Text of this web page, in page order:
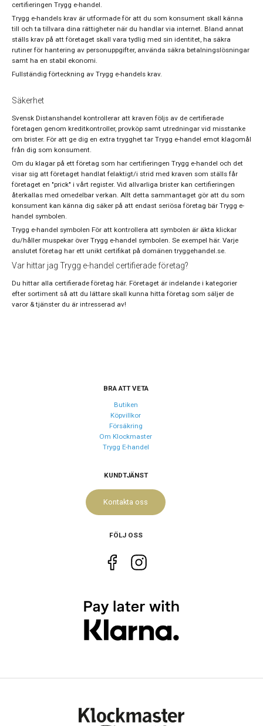
certifieringen Trygg e-handel.
Trygg e-handels krav är utformade för att du som konsument skall känna
till och ta tillvara dina rättigheter när du handlar via internet. Bland annat
ställs krav på att företaget skall vara tydlig med sin identitet, ha säkra
rutiner för hantering av personuppgifter, använda säkra betalningslösningar
samt ha en stabil ekonomi.
Fullständig förteckning av Trygg e-handels krav.
Säkerhet
Svensk Distanshandel kontrollerar att kraven följs av de certifierade
företagen genom kreditkontroller, provköp samt utredningar vid misstanke
om brister. För att ge dig en extra trygghet tar Trygg e-handel emot klagomål
från dig som konsument.
Om du klagar på ett företag som har certifieringen Trygg e-handel och det
visar sig att företaget handlat felaktigt/i strid med kraven som ställs får
företaget en "prick" i vårt register. Vid allvarliga brister kan certifieringen
återkallas med omedelbar verkan. Allt detta sammantaget gör att du som
konsument kan känna dig säker på att endast seriösa företag bär Trygg e-
handel symbolen.
Trygg e-handel symbolen För att kontrollera att symbolen är äkta klickar
du/håller muspekar över Trygg e-handel symbolen. Se exempel här. Varje
anslutet företag har ett unikt certifikat på domänen tryggehandel.se.
Var hittar jag Trygg e-handel certifierade företag?
Du hittar alla certifierade företag här. Företaget är indelande i kategorier
efter sortiment så att du lättare skall kunna hitta företag som säljer de
varor & tjänster du är intresserad av!
BRA ATT VETA
Butiken
Köpvillkor
Försäkring
Om Klockmaster
Trygg E-handel
KUNDTJÄNST
Kontakta oss
FÖLJ OSS